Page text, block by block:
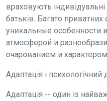
враховують
батьків. Багато
уникальные особенности
атмосферой и
очарованием и
Адаптація і психологічний
Адаптація -- один із